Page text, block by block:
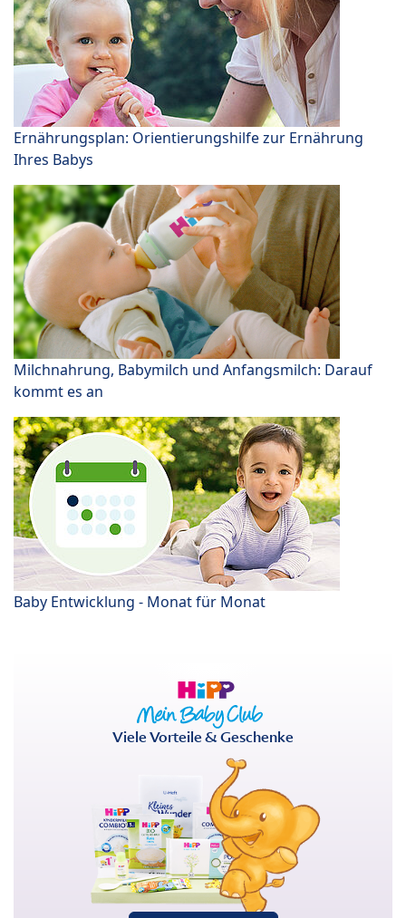
Ernährungsplan: Orientierungshilfe zur Ernährung
Ihres Babys
Milchnahrung, Babymilch und Anfangsmilch: Darauf
kommt es an
Baby Entwicklung - Monat für Monat
Viele Vorteile & Geschenke